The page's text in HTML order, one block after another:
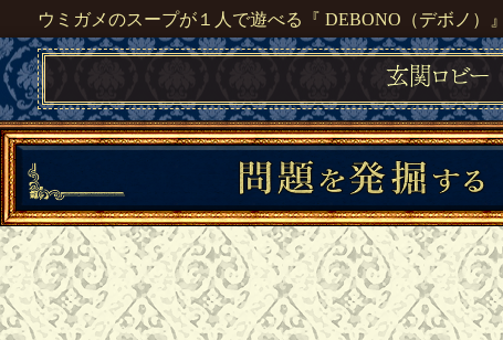
ウミガメのスープが１人で遊べる『 DEBONO（デボノ）』